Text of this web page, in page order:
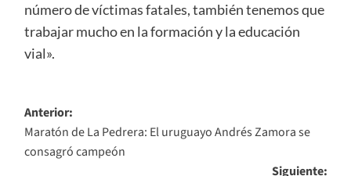
número de víctimas fatales, también tenemos que
trabajar mucho en la formación y la educación
vial».
Navegación
de
entradas
Anterior:
Maratón de La Pedrera: El uruguayo Andrés Zamora se
consagró campeón
Siguiente: